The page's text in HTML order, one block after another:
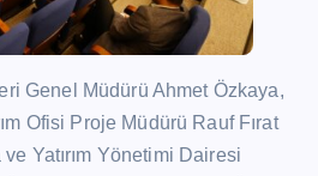
Genel Müdürü Ahmet Özkaya,
Ofisi Proje Müdürü Rauf Fırat
Yatırım Yönetimi Dairesi